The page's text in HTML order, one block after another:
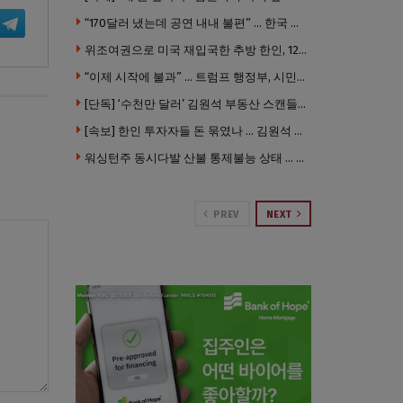
“170달러 냈는데 공연 내내 불편” … 한국 코미디언 LA공연, 음향 불량에 외모 비하 개그 논란
위조여권으로 미국 재입국한 추방 한인, 120만 달러 은행 사기 행각
“이제 시작에 불과” … 트럼프 행정부, 시민권 박탈 본격화
[단독] ‘수천만 달러’ 김원석 부동산 스캔들 새 국면 … 한인 투자자들 소송 잇따라 ‘디폴트’ 절차
[속보] 한인 투자자들 돈 묶였나 … 김원석 회사들 챕터7 강제파산·자진파산 잇따라 신청
워싱턴주 동시다발 산불 통제불능 상태 … 이재민 수십만명
PREV NEXT